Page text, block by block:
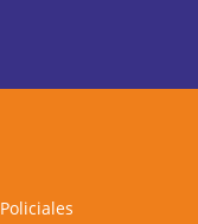
Policiales